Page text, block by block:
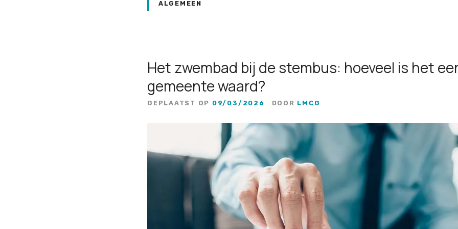
ALGEMEEN
Het zwembad bij de stembus: hoeveel is het
gemeente waard?
GEPLAATST OP 09/03/2026 DOOR LMCG